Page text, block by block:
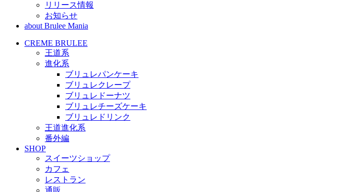
リリース情報
お知らせ
about Brulee Mania
CREME BRULEE
王道系
進化系
ブリュレパンケーキ
ブリュレクレープ
ブリュレドーナツ
ブリュレチーズケーキ
ブリュレドリンク
王道進化系
番外編
SHOP
スイーツショップ
カフェ
レストラン
通販